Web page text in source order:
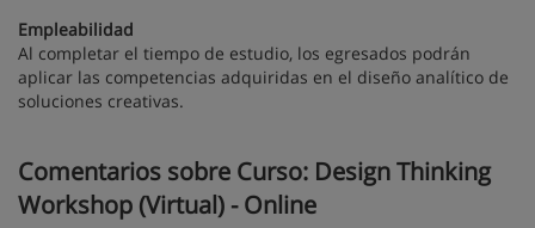
Empleabilidad
Al completar el tiempo de estudio, los egresados podrán
aplicar las competencias adquiridas en el diseño analítico de
soluciones creativas.
Comentarios sobre Curso: Design Thinking
Workshop (Virtual) - Online